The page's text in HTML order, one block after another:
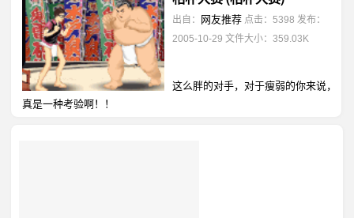
出自： 网友推荐 点击：5398 发布：
2005-10-29 文件大小：359.03K
这么胖的对手，对于瘦弱的你来说，
真是一种考验啊！！